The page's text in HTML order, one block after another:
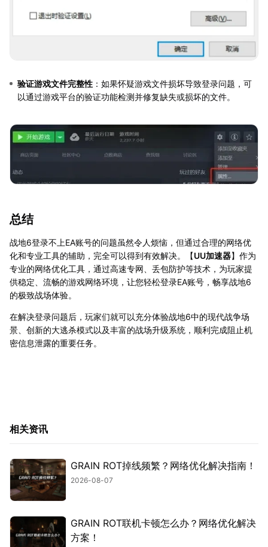
验证游戏文件完整性 ：如果怀疑游戏文件损坏导致登录问题，可
以通过游戏平台的验证功能检测并修复缺失或损坏的文件。
总结
战地6登录不上EA账号的问题虽然令人烦恼，但通过合理的网络优
化和专业工具的辅助，完全可以得到有效解决。【UU加速器】作为
专业的网络优化工具，通过高速专网、丢包防护等技术，为玩家提
供稳定、流畅的游戏网络环境，让您轻松登录EA账号，畅享战地6
的极致战场体验。
在解决登录问题后，玩家们就可以充分体验战地6中的现代战争场
景、创新的大逃杀模式以及丰富的战场升级系统，顺利完成阻止机
密信息泄露的重要任务。
相关资讯
GRAIN ROT掉线频繁？网络优化解决指南！
2026-08-07
GRAIN ROT联机卡顿怎么办？网络优化解决
方案！